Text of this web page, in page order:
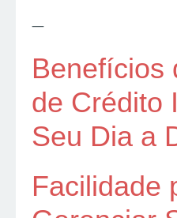
—
Benefícios
de Crédito
Seu Dia a
Facilidade